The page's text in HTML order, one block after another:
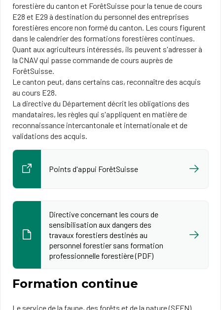
forestière du canton et ForêtSuisse pour la tenue de cours
E28 et E29 à destination du personnel des entreprises
forestières encore non formé du canton. Les cours figurent
dans le calendrier des formations forestières continues.
Quant aux agriculteurs intéressés, ils peuvent s'adresser à
la CNAV qui passe commande de cours auprès de
ForêtSuisse.
Le canton peut, dans certains cas, reconnaître des acquis
au cours E28.
La directive du Département décrit les obligations des
mandataires, les règles qui s'appliquent en matière de
reconnaissance intercantonale et internationale et de
validations des acquis.
Points d'appui ForêtSuisse
Directive concernant les cours de
sensibilisation aux dangers des
travaux forestiers destinés au
personnel forestier sans formation
professionnelle forestière (PDF)
Formation continue
Le service de la faune, des forêts et de la nature (SFFN)